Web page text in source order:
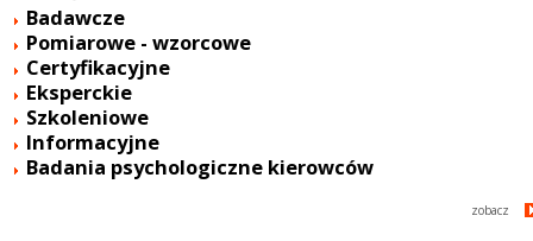
Badawcze
Pomiarowe - wzorcowe
Certyfikacyjne
Eksperckie
Szkoleniowe
Informacyjne
Badania psychologiczne kierowców
zobacz